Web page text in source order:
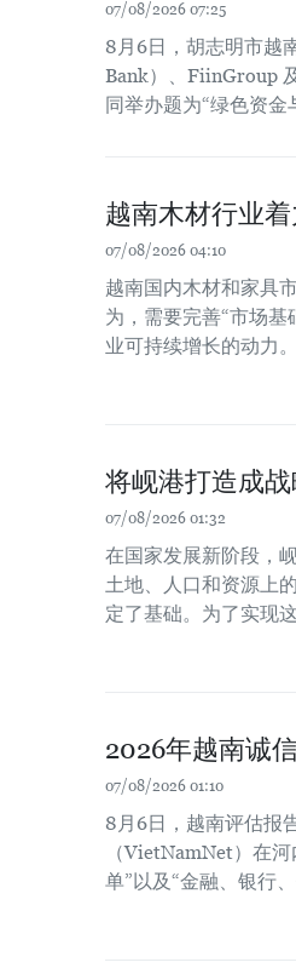
07/08/2026 07:25
8月6日，胡志明市越
Bank）、FiinGroup
同举办题为“绿色资金
越南木材行业
07/08/2026 04:10
越南国内木材和家具
为，需要完善“市场
业可持续增长的动力。
将岘港打造成
07/08/2026 01:32
在国家发展新阶段，
土地、人口和资源上
定了基础。为了实现
2026年越南诚
07/08/2026 01:10
8月6日，越南评估报
（VietNamNet）在
单”以及“金融、银行